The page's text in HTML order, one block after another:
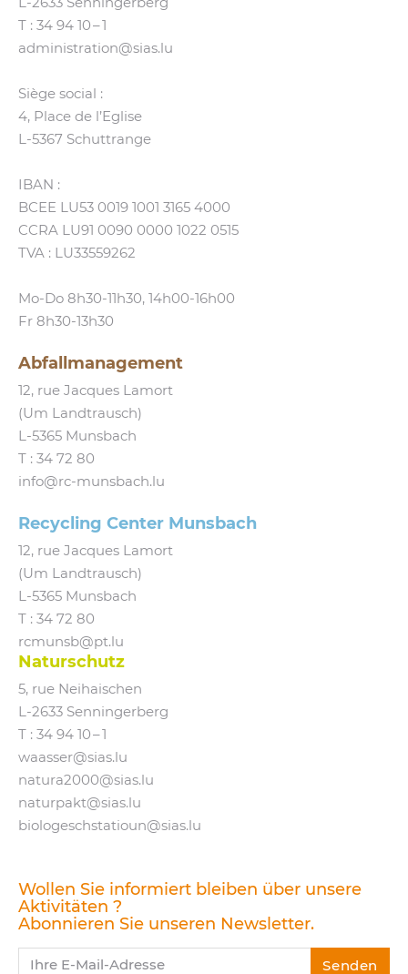
T : 34 94 10 – 1
administration@​sias.​lu
Siège social :
4, Place de l’Eglise
L‑5367 Schuttrange
IBAN :
BCEE LU53 0019 1001 3165 4000
CCRA LU91 0090 0000 1022 0515
TVA : LU33559262
Mo-Do 8h30-11h30, 14h00-16h00
Fr 8h30-13h30
Abfallmanagement
12, rue Jacques Lamort
(Um Landtrausch)
L‑5365 Munsbach
T : 34 72 80
info@​rc-​munsbach.​lu
Recycling Center Munsbach
12, rue Jacques Lamort
(Um Landtrausch)
L‑5365 Munsbach
T : 34 72 80
rcmunsb@​pt.​lu
Naturschutz
5, rue Neihaischen
L‑2633 Senningerberg
T : 34 94 10 – 1
waasser@​sias.​lu
natura2000@​sias.​lu
naturpakt@​sias.​lu
biologeschstatioun@​sias.​lu
Wollen Sie informiert bleiben über unsere
Aktivitäten ?
Abonnieren Sie unseren Newsletter.
Ihre E-Mail-Adresse Senden